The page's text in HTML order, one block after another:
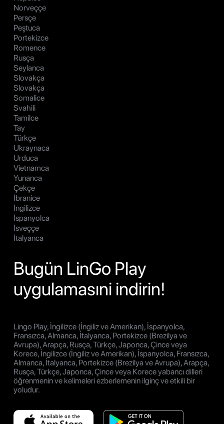
Norveççe
Persçe
Peştuca
Portekizce
Romence
Rusça
Seylanca
Slovakça
Slovakça
Somalice
Svahili
Tamilce
Tay
Türkçe
Ukraynaca
Urduca
Vietnamca
Yunanca
Çekçe
İbranice
İngilizce
İspanyolca
İsveççe
İtalyanca
Bugün LinGo Play
uygulamasıni indirin!
Lingo Play, İngilizce (İngiliz ve Amerikan), İspanyolca,
Fransızca, Almanca, İtalyanca, Portekizce (Brezilya ve
Avrupa), Arapça, Rusça, Türkçe, Japonca, Çince veya
Korece, İngilizce (İngiliz ve Amerikan), İspanyolca, Fransızca,
Almanca, İtalyanca, Portekizce (Brezilya ve Avrupa), Arapça,
Rusça, Türkçe, Japonca, Çince veya Korece yabancı dilleri
öğrenmenin ve kelimeleri ezberlemenin ilginç ve etkili bir
yoludur.